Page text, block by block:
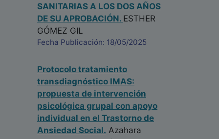
SANITARIAS A LOS DOS AÑOS
DE SU APROBACIÓN. ESTHER
GÓMEZ GIL
Fecha Publicación: 18/05/2025
Protocolo tratamiento
transdiagnóstico IMAS:
propuesta de intervención
psicológica grupal con apoyo
individual en el Trastorno de
Ansiedad Social. Azahara